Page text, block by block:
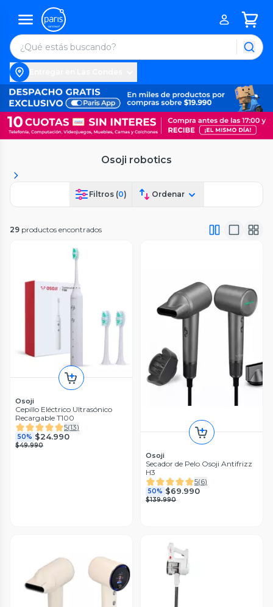
Osoji robotics
Filtros (0) Ordenar
29 productos encontrados
Osoji
Cepillo Eléctrico Ultrasónico
Recargable T100
5(13)
50% $24.990
$49.990
Osoji
Secador de Pelo Osoji Antifrizz
H3
5(6)
50% $69.990
$139.990